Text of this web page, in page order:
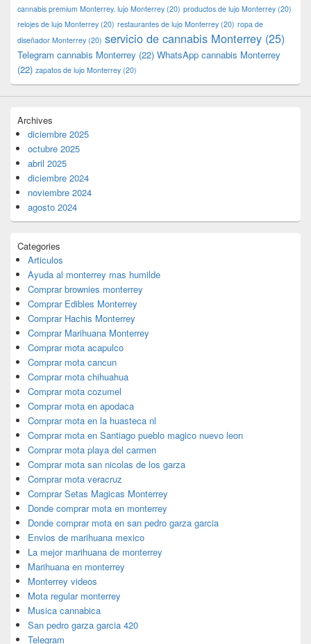
cannabis premium Monterrey. lujo Monterrey (20) productos de lujo Monterrey (20)
relojes de lujo Monterrey (20) restaurantes de lujo Monterrey (20) ropa de
diseñador Monterrey (20) servicio de cannabis Monterrey (25)
Telegram cannabis Monterrey (22) WhatsApp cannabis Monterrey
(22) zapatos de lujo Monterrey (20)
Archives
diciembre 2025
octubre 2025
abril 2025
diciembre 2024
noviembre 2024
agosto 2024
Categories
Articulos
Ayuda al monterrey mas humilde
Comprar brownies monterrey
Comprar Edibles Monterrey
Comprar Hachis Monterrey
Comprar Marihuana Monterrey
Comprar mota acapulco
Comprar mota cancun
Comprar mota chihuahua
Comprar mota cozumel
Comprar mota en apodaca
Comprar mota en la huasteca nl
Comprar mota en Santiago pueblo magico nuevo leon
Comprar mota playa del carmen
Comprar mota san nicolas de los garza
Comprar mota veracruz
Comprar Setas Magicas Monterrey
Donde comprar mota en monterrey
Donde comprar mota en san pedro garza garcia
Envios de marihuana mexico
La mejor marihuana de monterrey
Marihuana en monterrey
Monterrey videos
Mota regular monterrey
Musica cannabica
San pedro garza garcia 420
Telegram